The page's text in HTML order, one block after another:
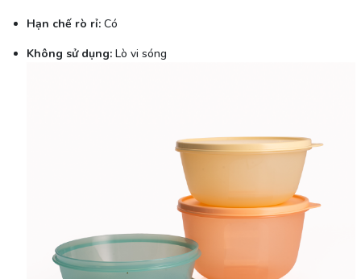
Hạn chế rò rỉ:Có
Không sử dụng:Lò vi sóng